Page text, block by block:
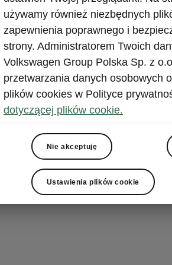
przyczepność
o różnej nawierzchni, np. suchy
docenisz elektroniczną
elektroniczny moduł sterujący
ciśnienie w układzie
obrotowy jest kierowany na
więcej mocy.
używamy również niezbędnych
zapewnienia poprawnego i
strony. Administratorem Twoich
Volkswagen Group Polska Sp. z
przetwarzania danych osobowych
plików cookies w Polityce
dotyczącej plików cookie.
Nie akceptuję
Ustawienia plików cookie